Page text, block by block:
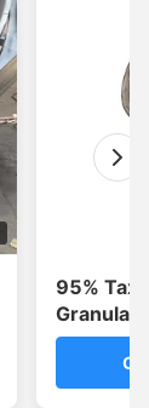
95%
carbono